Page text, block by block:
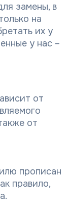
замены, в
на
их у
у нас –
от
от
прописан
правило,